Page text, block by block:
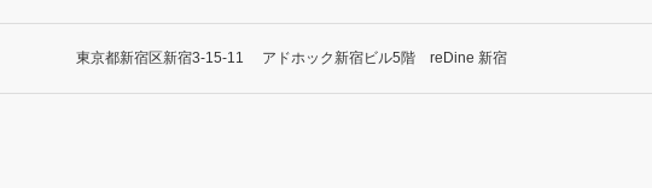
東京都新宿区新宿3-15-11 アドホック新宿ビル5階 reDine 新宿